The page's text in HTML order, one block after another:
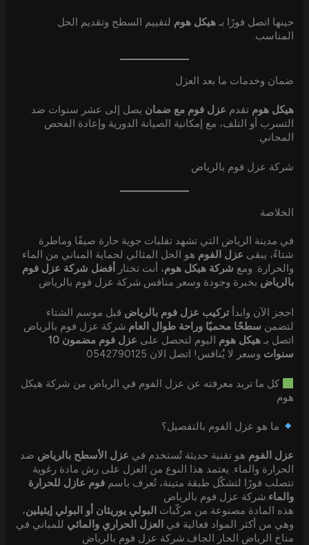
حينها اتصل فورًا بـهيكل هوم لتقييم السطح وتقديم الحل
المناسب.
ضمان وخدمات ما بعد العزل
هيكل هوم تقدم عزل فوم مع ضمان يصل إلى عشر سنوات ضد
التسرب أو التلف، مع إمكانية الصيانة الدورية وإعادة الفحص
المجاني.
شركة عزل فوم بالرياض
الخلاصة
في مدينة الرياض التي تشهد تقلبات جوية حارة صيفًا وماطرة
شتاءً، يبقى عزل الفوم هو الحل المثالي لحماية المباني من الماء
والحرارة. ومع شركة هيكل هوم، أنت تختار
أفضل شركة عزل فوم
بالرياض بخبرة وجودة وسعر منافس.شركة عزل فوم بالرياض
احجز الآن وابدأتركيب عزل فوم بالرياض قبل موسم الشتاء
لتضمن سطحًا محميًا وراحة طوال العام.شركة عزل فوم بالرياض
اتصل بـهيكل هوم اليوم لتحصل على
عزل فوم مضمون 10
سنوات وسعر لا يُنافس! اتصل الان 0542790125
كل ما تريد معرفته عن عزل الفوم في الرياض من شركة هيكل
هوم
ما هو عزل الفوم بالتفصيل؟
عزل الفوم هو تقنية حديثة تُستخدم في عزل الأسطح بالرياض ضد
الحرارة والماء. يعتمد هذا النوع من العزل على رش مادة رغوية
تتصلب فورًا لتشكّل طبقة متينة، تُعرف باسمفوم عازل للحرارة
والماء.شركة عزل فوم بالرياض
هذه المادة مصنوعة من مركّبات البولي يوريثان أو البولي إيثيلين،
وهي من أكثر المواد فعالية في العزل الحراري والمائي للمباني في
مناخ الرياض الحار الجاف.شركة عزل فوم بالرياض